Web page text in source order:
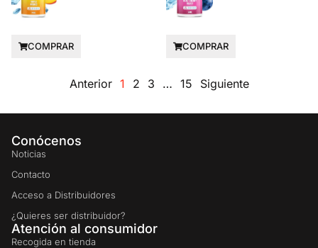
COMPRAR COMPRAR
Anterior 1 2 3 … 15 Siguiente
Conócenos
Noticias
Contacto
Acceso a Distribuidores
¿Quieres ser distribuidor?
Atención al consumidor
Recogida en tienda